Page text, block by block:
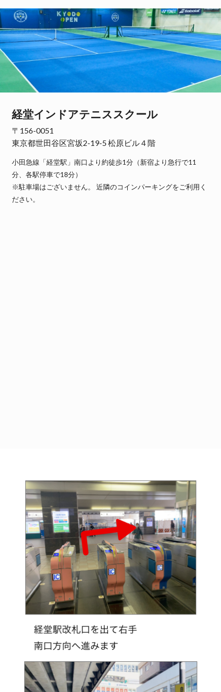
経堂インドアテニススクール
〒156-0051
東京都世田谷区宮坂2-19-5 松原ビル４階
小田急線「経堂駅」南口より約徒歩1分（新宿より急行で11
分、各駅停車で18分）
※駐車場はございません。 近隣のコインパーキングをご利用く
ださい。